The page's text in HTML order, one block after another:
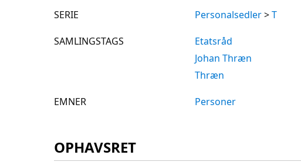
SERIE Personalsedler>T
SAMLINGSTAGS
Etatsråd
Johan Thræn
Thræn
EMNER Personer
OPHAVSRET